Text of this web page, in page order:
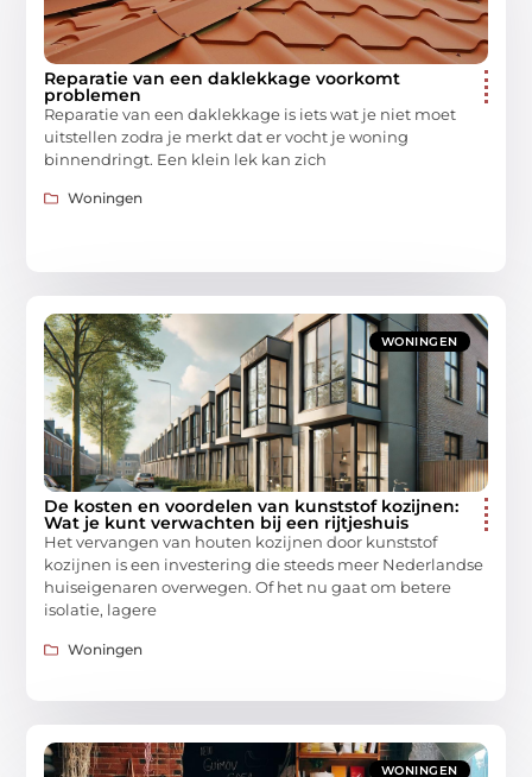
Reparatie van een daklekkage voorkomt
problemen
Reparatie van een daklekkage is iets wat je niet moet
uitstellen zodra je merkt dat er vocht je woning
binnendringt. Een klein lek kan zich
Woningen
WONINGEN
De kosten en voordelen van kunststof kozijnen:
Wat je kunt verwachten bij een rijtjeshuis
Het vervangen van houten kozijnen door kunststof
kozijnen is een investering die steeds meer Nederlandse
huiseigenaren overwegen. Of het nu gaat om betere
isolatie, lagere
Woningen
WONINGEN